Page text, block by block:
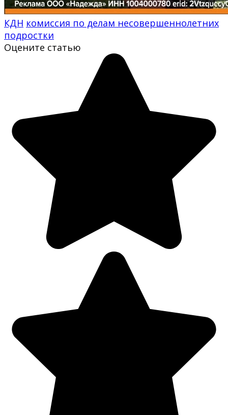
КДН комиссия по делам несовершеннолетних
подростки
Оцените статью